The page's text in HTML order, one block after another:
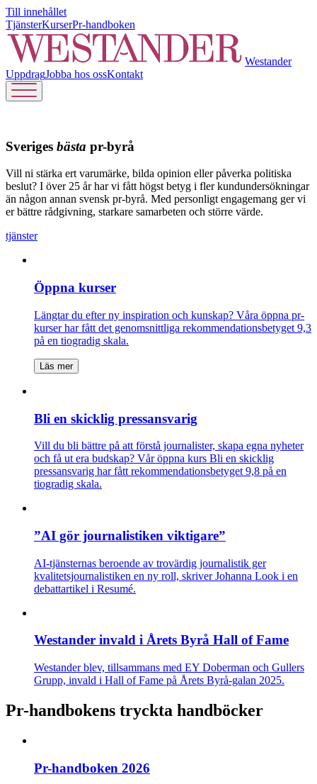
Till innehållet
TjänsterKurserPr-handboken
Westander
UppdragJobba hos ossKontakt
Sveriges bästa pr-byrå
Vill ni stärka ert varumärke, bilda opinion eller påverka politiska
beslut? I över 25 år har vi fått högst betyg i fler kundundersökningar
än någon annan svensk pr-byrå. Med personligt engagemang ger vi
er bättre rådgivning, starkare samarbeten och större värde.
tjänster
Öppna kurser
Längtar du efter ny inspiration och kunskap? Våra öppna pr-
kurser har fått det genomsnittliga rekommendationsbetyget 9,3
på en tiogradig skala.
Läs mer
Bli en skicklig pressansvarig
Vill du bli bättre på att förstå journalister, skapa egna nyheter
och få ut era budskap? Vår öppna kurs Bli en skicklig
pressansvarig har fått rekommendationsbetyget 9,8 på en
tiogradig skala.
”AI gör journalistiken viktigare”
AI-tjänsternas beroende av trovärdig journalistik ger
kvalitetsjournalistiken en ny roll, skriver Johanna Look i en
debattartikel i Resumé.
Westander invald i Årets Byrå Hall of Fame
Westander blev, tillsammans med EY Doberman och Gullers
Grupp, invald i Hall of Fame på Årets Byrå-galan 2025.
Pr-handbokens tryckta handböcker
Pr-handboken 2026